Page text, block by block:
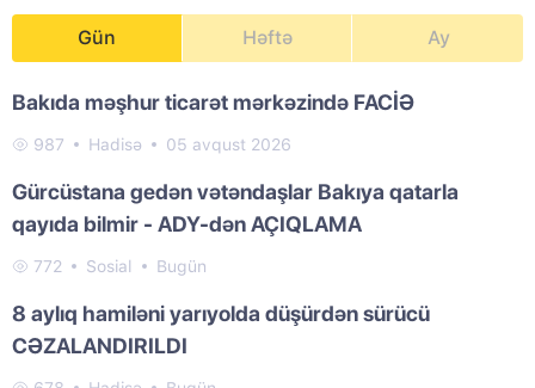
Gün Həftə Ay
Bakıda məşhur ticarət mərkəzində FACİƏ
987 Hadisə 05 avqust 2026
Gürcüstana gedən vətəndaşlar Bakıya qatarla
qayıda bilmir - ADY-dən AÇIQLAMA
772 Sosial Bugün
8 aylıq hamiləni yarıyolda düşürdən sürücü
CƏZALANDIRILDI